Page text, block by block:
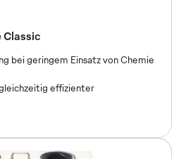
mm | Tragkraft 100 kg
bei geringem Einsatz von Chemie
effizienter